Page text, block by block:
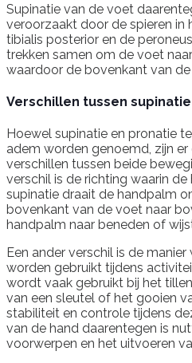
Supinatie van de voet
veroorzaakt door de spieren in
tibialis posterior en de
trekken samen om de voet
waardoor de bovenkant van
Verschillen tussen
Hoewel supinatie en pronatie
adem worden genoemd, zijn er
verschillen tussen beide
verschil is de richting waarin
supinatie draait de handpalm
bovenkant van de voet naar
handpalm naar beneden of
Een ander verschil is de
worden gebruikt tijdens
wordt vaak gebruikt bij het
van een sleutel of het gooien
stabiliteit en controle tijdens
van de hand daarentegen is
voorwerpen en het uitvoeren